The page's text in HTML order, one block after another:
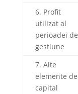
6. Profit
utilizat al
perioadei de
gestiune
7. Alte
elemente de
capital